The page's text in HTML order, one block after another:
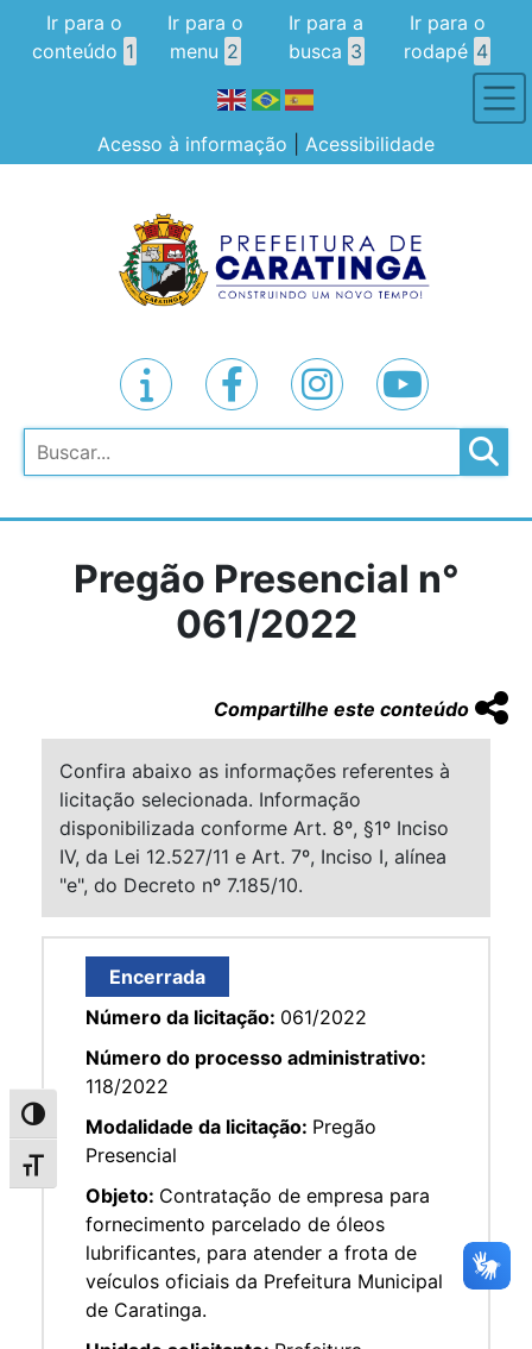
Alternar alto contraste
Alternar tamanho da fonte
Ir para o
conteúdo 1
Ir para o
menu 2
Ir para a
busca 3
Ir para o
rodapé 4
Acesso à informação Acessibilidade
Pesquisar
Pregão Presencial n°
061/2022
Compartilhe este conteúdo
Confira abaixo as informações referentes à
licitação selecionada. Informação
disponibilizada conforme Art. 8º, §1º Inciso
IV, da Lei 12.527/11 e Art. 7º, Inciso I, alínea
"e", do Decreto nº 7.185/10.
Encerrada
Número da licitação: 061/2022
Número do processo administrativo:
118/2022
Modalidade da licitação: Pregão
Presencial
Objeto: Contratação de empresa para
fornecimento parcelado de óleos
lubrificantes, para atender a frota de
veículos oficiais da Prefeitura Municipal
de Caratinga.